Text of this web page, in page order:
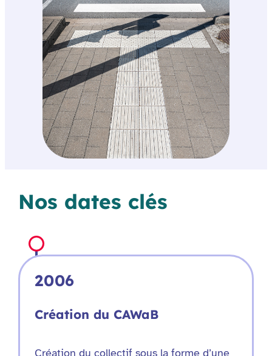
Nos dates clés
2006
Création du CAWaB
Création du collectif sous la forme d’une